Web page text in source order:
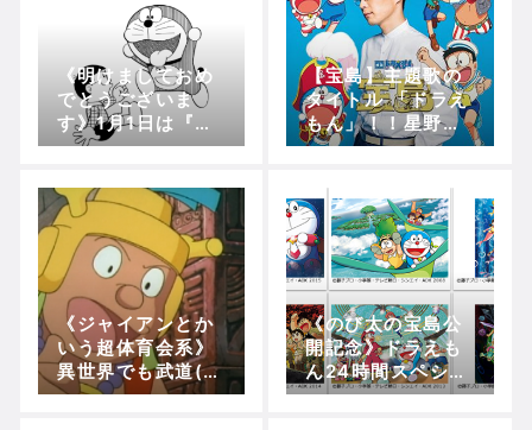
Powered by livedoor 相互RSS
《明けましておめ
でとうございま
す》1月1日は『ド
ラえもん登場』の
ラレビュー「今日
は何の日？」編】
【宝島】主題歌の
タイトル 「ドラえ
もん」！！星野源
さん攻めますなw
《ジャイアンとか
いう超体育会系》
異世界でも武道(棒
術)習いたいとか向
《のび太の宝島公
開記念》ドラえも
ん24時間スペシャ
ル！！3月2日よる